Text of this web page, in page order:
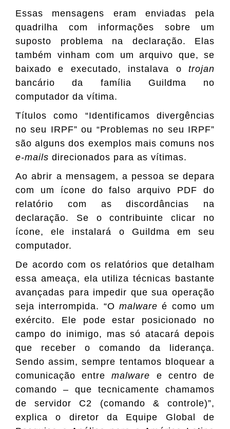
Essas mensagens eram enviadas pela
quadrilha com informações sobre um
suposto problema na declaração. Elas
também vinham com um arquivo que, se
baixado e executado, instalava o trojan
bancário da família Guildma no
computador da vítima.
Títulos como “Identificamos divergências
no seu IRPF” ou “Problemas no seu IRPF”
são alguns dos exemplos mais comuns nos
e-mails direcionados para as vítimas.
Ao abrir a mensagem, a pessoa se depara
com um ícone do falso arquivo PDF do
relatório com as discordâncias na
declaração. Se o contribuinte clicar no
ícone, ele instalará o Guildma em seu
computador.
De acordo com os relatórios que detalham
essa ameaça, ela utiliza técnicas bastante
avançadas para impedir que sua operação
seja interrompida. “O malware é como um
exército. Ele pode estar posicionado no
campo do inimigo, mas só atacará depois
que receber o comando da liderança.
Sendo assim, sempre tentamos bloquear a
comunicação entremalware e centro de
comando – que tecnicamente chamamos
de servidor C2 (comando & controle)”,
explica o diretor da Equipe Global de